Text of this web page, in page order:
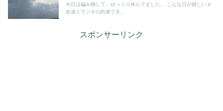
今日は編み物して、ゆっくり休んでました。 こんな日が嬉しい☺️
友達とランチの約束でき...
スポンサーリンク